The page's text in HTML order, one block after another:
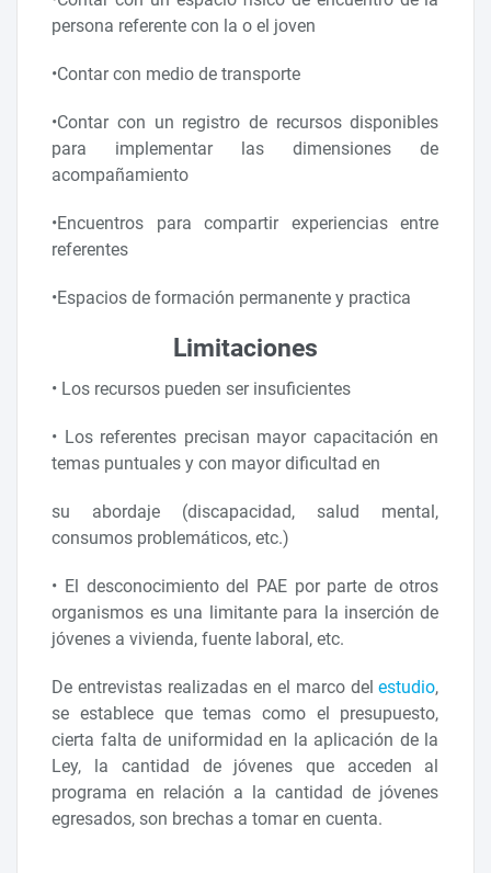
persona referente con la o el joven
•Contar con medio de transporte
•Contar con un registro de recursos disponibles
para implementar las dimensiones de
acompañamiento
•Encuentros para compartir experiencias entre
referentes
•Espacios de formación permanente y practica
Limitaciones
• Los recursos pueden ser insuficientes
• Los referentes precisan mayor capacitación en
temas puntuales y con mayor dificultad en
su abordaje (discapacidad, salud mental,
consumos problemáticos, etc.)
• El desconocimiento del PAE por parte de otros
organismos es una limitante para la inserción de
jóvenes a vivienda, fuente laboral, etc.
De entrevistas realizadas en el marco delestudio,
se establece que temas como el presupuesto,
cierta falta de uniformidad en la aplicación de la
Ley, la cantidad de jóvenes que acceden al
programa en relación a la cantidad de jóvenes
egresados, son brechas a tomar en cuenta.